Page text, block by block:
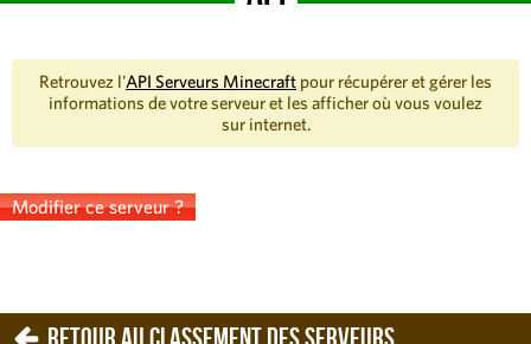
Retrouvez l'API Serveurs Minecraft pour récupérer et gérer les
informations de votre serveur et les afficher où vous voulez
sur internet.
Modifier ce serveur ?